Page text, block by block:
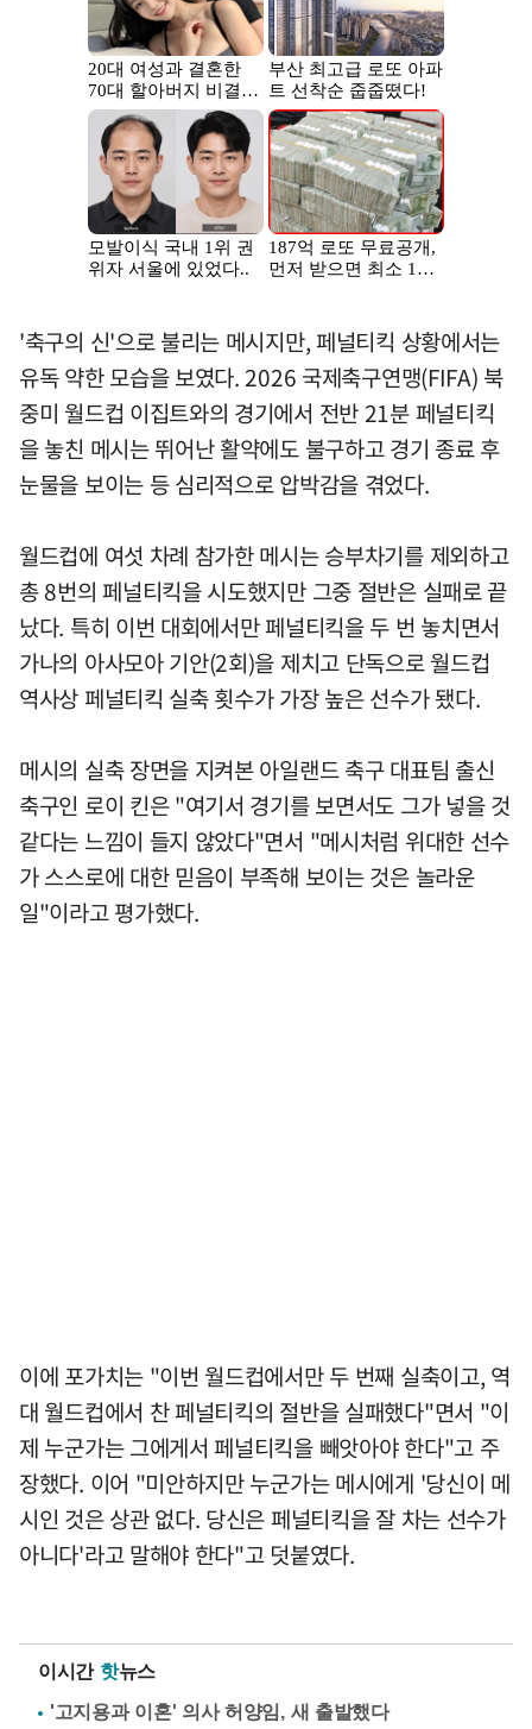
'축구의 신'으로 불리는 메시지만, 페널티킥 상황에서는
유독 약한 모습을 보였다. 2026 국제축구연맹(FIFA) 북
중미 월드컵 이집트와의 경기에서 전반 21분 페널티킥
을 놓친 메시는 뛰어난 활약에도 불구하고 경기 종료 후
눈물을 보이는 등 심리적으로 압박감을 겪었다.
월드컵에 여섯 차례 참가한 메시는 승부차기를 제외하고
총 8번의 페널티킥을 시도했지만 그중 절반은 실패로 끝
났다. 특히 이번 대회에서만 페널티킥을 두 번 놓치면서
가나의 아사모아 기안(2회)을 제치고 단독으로 월드컵
역사상 페널티킥 실축 횟수가 가장 높은 선수가 됐다.
메시의 실축 장면을 지켜본 아일랜드 축구 대표팀 출신
축구인 로이 킨은 "여기서 경기를 보면서도 그가 넣을 것
같다는 느낌이 들지 않았다"면서 "메시처럼 위대한 선수
가 스스로에 대한 믿음이 부족해 보이는 것은 놀라운
일"이라고 평가했다.
이에 포가치는 "이번 월드컵에서만 두 번째 실축이고, 역
대 월드컵에서 찬 페널티킥의 절반을 실패했다"면서 "이
제 누군가는 그에게서 페널티킥을 빼앗아야 한다"고 주
장했다. 이어 "미안하지만 누군가는 메시에게 '당신이 메
시인 것은 상관 없다. 당신은 페널티킥을 잘 차는 선수가
아니다'라고 말해야 한다"고 덧붙였다.
이시간 핫뉴스
'고지용과 이혼' 의사 허양임, 새 출발했다